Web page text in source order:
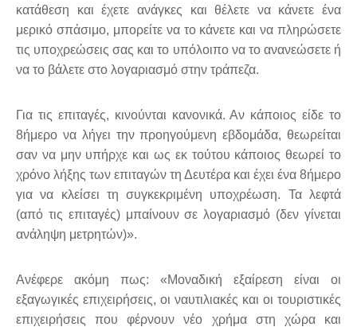
κατάθεση και έχετε ανάγκες και θέλετε να κάνετε ένα
μερικό σπάσιμο, μπορείτε να το κάνετε και να πληρώσετε
τις υποχρεώσεις σας και το υπόλοιπο να το ανανεώσετε ή
να το βάλετε στο λογαριασμό στην τράπεζα.
Για τις επιταγές, κινούνται κανονικά. Αν κάποιος είδε το
8ήμερο να λήγει την προηγούμενη εβδομάδα, θεωρείται
σαν να μην υπήρχε και ως εκ τούτου κάποιος θεωρεί το
χρόνο λήξης των επιταγών τη Δευτέρα και έχει ένα 8ήμερο
για να κλείσει τη συγκεκριμένη υποχρέωση. Τα λεφτά
(από τις επιταγές) μπαίνουν σε λογαριασμό (δεν γίνεται
ανάληψη μετρητών)».
Ανέφερε ακόμη πως: «Μοναδική εξαίρεση είναι οι
εξαγωγικές επιχειρήσεις, οι ναυτιλιακές και οι τουριστικές
επιχειρήσεις που φέρνουν νέο χρήμα στη χώρα και